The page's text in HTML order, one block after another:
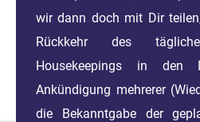
wir dann doch mit Dir
Rückkehr des
Housekeepings in den
Ankündigung mehrerer
die Bekanntgabe der